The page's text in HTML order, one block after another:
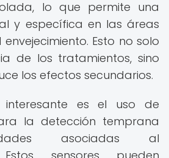
lo que permite una
y específica en las áreas
Esto no solo
de los tratamientos, sino
los efectos secundarios.
interesante es el uso de
la detección temprana
asociadas al